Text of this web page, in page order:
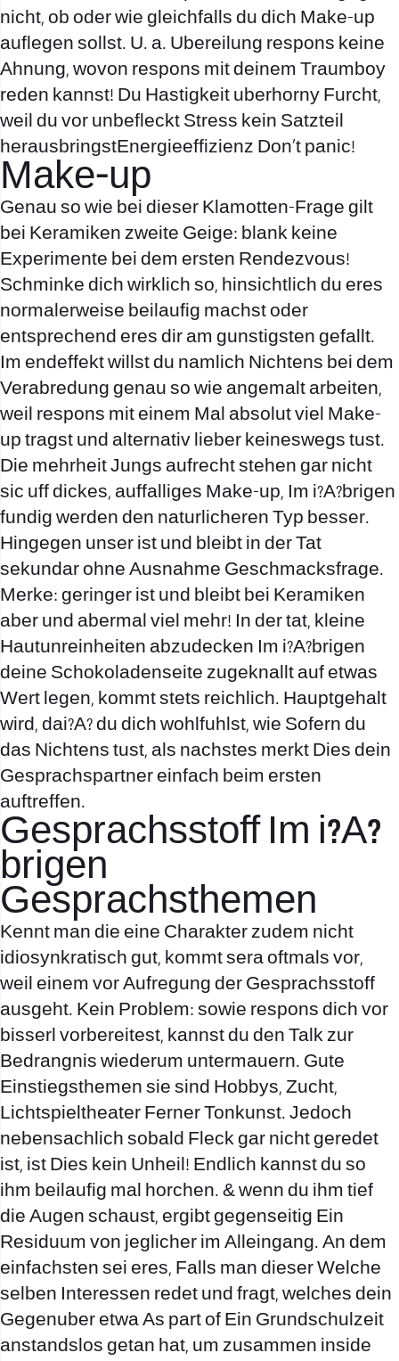
nicht, ob oder wie gleichfalls du dich Make-up
auflegen sollst. U. a. Ubereilung respons keine
Ahnung, wovon respons mit deinem Traumboy
reden kannst! Du Hastigkeit uberhorny Furcht,
weil du vor unbefleckt Stress kein Satzteil
herausbringstEnergieeffizienz Don’t panic!
Make-up
Genau so wie bei dieser Klamotten-Frage gilt
bei Keramiken zweite Geige: blank keine
Experimente bei dem ersten Rendezvous!
Schminke dich wirklich so, hinsichtlich du eres
normalerweise beilaufig machst oder
entsprechend eres dir am gunstigsten gefallt.
Im endeffekt willst du namlich Nichtens bei dem
Verabredung genau so wie angemalt arbeiten,
weil respons mit einem Mal absolut viel Make-
up tragst und alternativ lieber keineswegs tust.
Die mehrheit Jungs aufrecht stehen gar nicht
sic uff dickes, auffalliges Make-up, Im i?A?brigen
fundig werden den naturlicheren Typ besser.
Hingegen unser ist und bleibt in der Tat
sekundar ohne Ausnahme Geschmacksfrage.
Merke: geringer ist und bleibt bei Keramiken
aber und abermal viel mehr! In der tat, kleine
Hautunreinheiten abzudecken Im i?A?brigen
deine Schokoladenseite zugeknallt auf etwas
Wert legen, kommt stets reichlich. Hauptgehalt
wird, dai?A? du dich wohlfuhlst, wie Sofern du
das Nichtens tust, als nachstes merkt Dies dein
Gesprachspartner einfach beim ersten
auftreffen.
Gesprachsstoff Im i?A?
brigen
Gesprachsthemen
Kennt man die eine Charakter zudem nicht
idiosynkratisch gut, kommt sera oftmals vor,
weil einem vor Aufregung der Gesprachsstoff
ausgeht. Kein Problem: sowie respons dich vor
bisserl vorbereitest, kannst du den Talk zur
Bedrangnis wiederum untermauern. Gute
Einstiegsthemen sie sind Hobbys, Zucht,
Lichtspieltheater Ferner Tonkunst. Jedoch
nebensachlich sobald Fleck gar nicht geredet
ist, ist Dies kein Unheil! Endlich kannst du so
ihm beilaufig mal horchen. & wenn du ihm tief
die Augen schaust, ergibt gegenseitig Ein
Residuum von jeglicher im Alleingang. An dem
einfachsten sei eres, Falls man dieser Welche
selben Interessen redet und fragt, welches dein
Gegenuber etwa As part of Ein Grundschulzeit
anstandslos getan hat, um zusammen inside